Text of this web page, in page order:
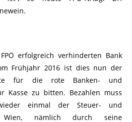
erfolgreich verhinderten Bank
Frühjahr 2016 ist dies nun der
für die rote Banken- und
Kasse zu bitten. Bezahlen muss
einmal der Steuer- und
Wien, nämlich durch seine